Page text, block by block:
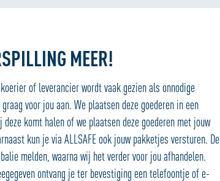
MEER!
of leverancier wordt vaak gezien als onnodige
voor jou aan. We plaatsen deze goederen in een
komt halen of we plaatsen deze goederen met jouw
kun je via ALLSAFE ook jouw pakketjes versturen. De
melden, waarna wij het verder voor jou afhandelen.
ontvang je ter bevestiging een telefoontje of e-